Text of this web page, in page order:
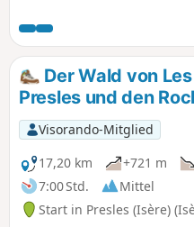
Der Wald von
Presles und den
Visorando-Mitglied
17,20 km
+721 m
7:00 Std.
Mittel
Start in Presles (Isère)